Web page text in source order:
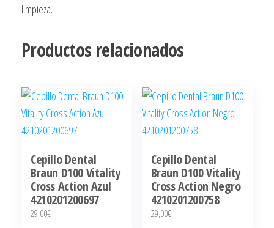
limpieza.
Productos relacionados
Cepillo Dental
Braun D100 Vitality
Cross Action Azul
4210201200697
29,00€
Cepillo Dental
Braun D100 Vitality
Cross Action Negro
4210201200758
29,00€